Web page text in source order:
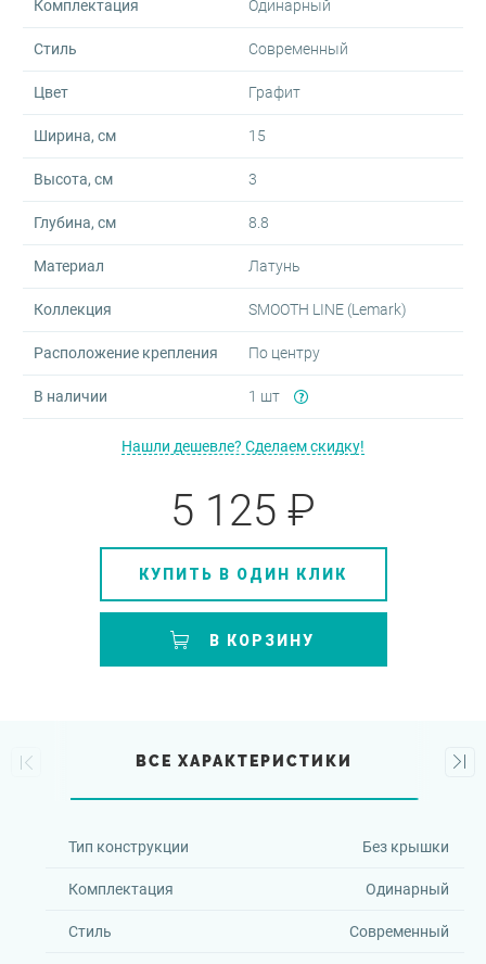
Комплектация Одинарный
Стиль Современный
Цвет Графит
Ширина, см 15
Высота, см 3
Глубина, см 8.8
Материал Латунь
Коллекция SMOOTH LINE (Lemark)
Расположение крепления По центру
В наличии 1 шт
Нашли дешевле? Сделаем скидку!
5 125 ₽
КУПИТЬ В ОДИН КЛИК
В КОРЗИНУ
ВСЕ ХАРАКТЕРИСТИКИ
Тип конструкции Без крышки
Комплектация Одинарный
Стиль Современный